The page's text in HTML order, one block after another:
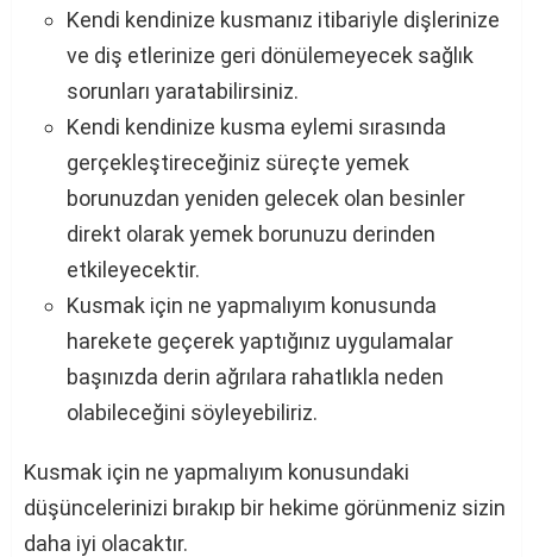
Kendi kendinize kusmanız itibariyle dişlerinize
ve diş etlerinize geri dönülemeyecek sağlık
sorunları yaratabilirsiniz.
Kendi kendinize kusma eylemi sırasında
gerçekleştireceğiniz süreçte yemek
borunuzdan yeniden gelecek olan besinler
direkt olarak yemek borunuzu derinden
etkileyecektir.
Kusmak için ne yapmalıyım konusunda
harekete geçerek yaptığınız uygulamalar
başınızda derin ağrılara rahatlıkla neden
olabileceğini söyleyebiliriz.
Kusmak için ne yapmalıyım konusundaki
düşüncelerinizi bırakıp bir hekime görünmeniz sizin
daha iyi olacaktır.